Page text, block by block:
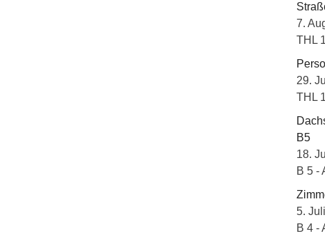
7.
THL
29.
THL
B5
18.
B 5 -
5.
B 4 -